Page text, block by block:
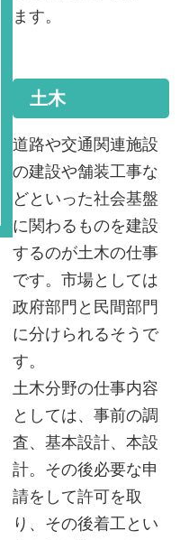
ます。
土木
道路や交通関連施設
の建設や舗装工事な
どといった社会基盤
に関わるものを建設
するのが土木の仕事
です。市場としては
政府部門と民間部門
に分けられるそうで
す。
土木分野の仕事内容
としては、事前の調
査、基本設計、本設
計。その後必要な申
請をして許可を取
り、その後着工とい